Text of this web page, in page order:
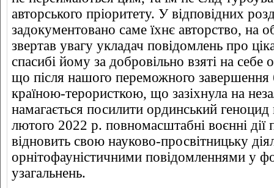
авторського пріоритету. У відповідних
задокументовано саме їхнє авторство, на
звертав увагу укладач повідомлень про
спасибі йому за добровільно взяті на себе
що після нашого переможного завершення
країною-терористкою, що зазіхнула на
намагається посилити ординський
лютого 2022 р. повномасштабні воєнні
відновить свою науково-просвітницьку
орнітофауністичними повідомленнями у
узагальнень.